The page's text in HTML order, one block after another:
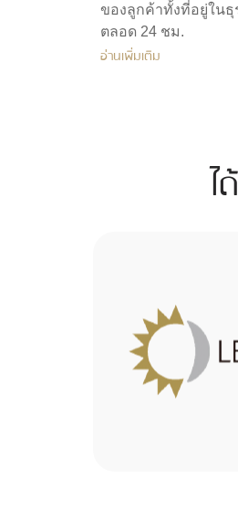
ของลูกค้าทั้งที่อยู่ในธุ
ตลอด 24 ชม.
อ่านเพิ่มเติม
ไ